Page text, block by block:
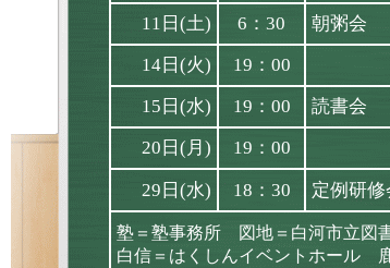
11日(土)
6：30 朝粥会
14日(火)
19：00
15日(水)
19：00 読書会
20日(月)
19：00
29日(水) 18：30 定例研修
塾＝塾事務所 図地＝白河市立図
白信＝はくしんイベントホール